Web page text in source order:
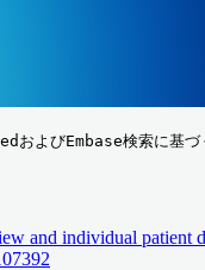
よびEmbase検索に
and individual patient